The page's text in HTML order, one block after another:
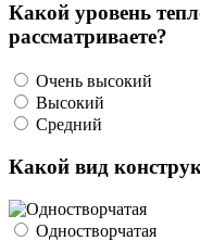
Какой уровень
рассматриваете?
Очень высокий
Высокий
Средний
Какой вид
Одностворчатая